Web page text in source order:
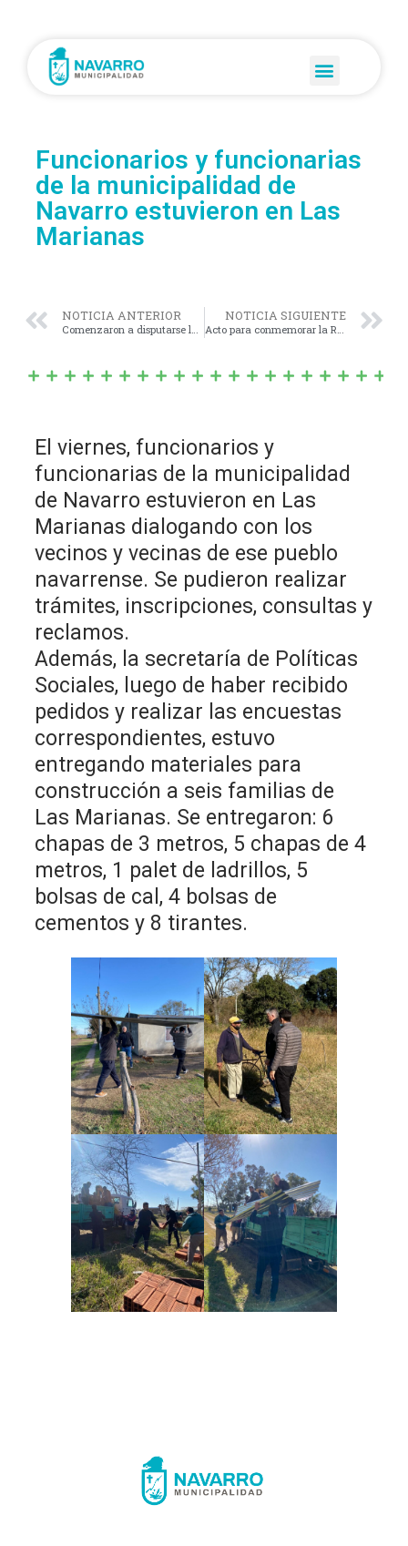
Funcionarios y funcionarias
de la municipalidad de
Navarro estuvieron en Las
Marianas
NOTICIA ANTERIOR
Comenzaron a disputarse las eliminatorias de los Torneos Deportivos Bonaerenses
NOTICIA SIGUIENTE
Acto para conmemorar la Revolución de Mayo en el microestadio municipal Abel Héctor Salavatto.
El viernes, funcionarios y
funcionarias de la municipalidad
de Navarro estuvieron en Las
Marianas dialogando con los
vecinos y vecinas de ese pueblo
navarrense. Se pudieron realizar
trámites, inscripciones, consultas y
reclamos.
Además, la secretaría de Políticas
Sociales, luego de haber recibido
pedidos y realizar las encuestas
correspondientes, estuvo
entregando materiales para
construcción a seis familias de
Las Marianas. Se entregaron: 6
chapas de 3 metros, 5 chapas de 4
metros, 1 palet de ladrillos, 5
bolsas de cal, 4 bolsas de
cementos y 8 tirantes.